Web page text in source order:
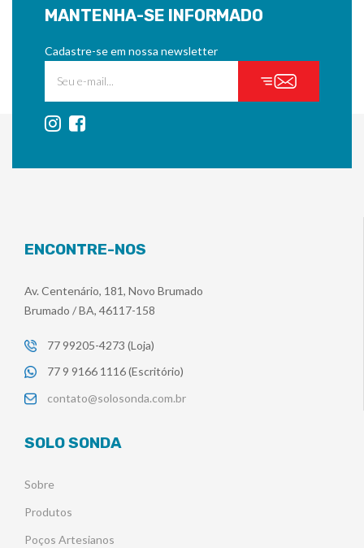
MANTENHA-SE INFORMADO
Cadastre-se em nossa newsletter
ENCONTRE-NOS
Av. Centenário, 181, Novo Brumado
Brumado / BA, 46117-158
77 99205-4273 (Loja)
77 9 9166 1116 (Escritório)
contato@solosonda.com.br
SOLO SONDA
Sobre
Produtos
Poços Artesianos